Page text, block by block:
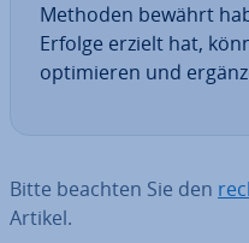
Methoden bewährt
Erfolge erzielt hat,
op­ti­mie­ren und
Bitte beachten Sie den
Artikel.